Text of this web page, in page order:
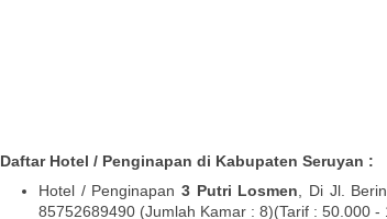
Daftar Hotel / Penginapan di Kabupaten Seruyan :
Hotel / Penginapan 3 Putri Losmen , Di Jl.
85752689490 (Jumlah Kamar : 8)(Tarif : 50.000 -